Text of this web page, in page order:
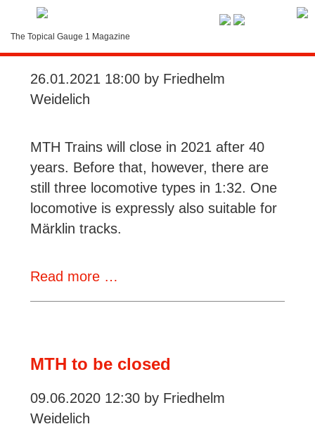
The Topical Gauge 1 Magazine
MTH's Last Big Boy
26.01.2021 18:00by Friedhelm
Weidelich
MTH Trains will close in 2021 after 40
years. Before that, however, there are
still three locomotive types in 1:32. One
locomotive is expressly also suitable for
Märklin tracks.
Read more …
MTH to be closed
09.06.2020 12:30by Friedhelm
Weidelich
LOGIN
Instructions